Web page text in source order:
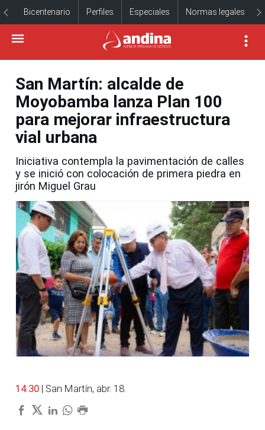
Bicentenario Perfiles Especiales Normas legales
San Martín: alcalde de
Moyobamba lanza Plan 100
para mejorar infraestructura
vial urbana
Iniciativa contempla la pavimentación de calles
y se inició con colocación de primera piedra en
jirón Miguel Grau
14:30 | San Martín, abr. 18.